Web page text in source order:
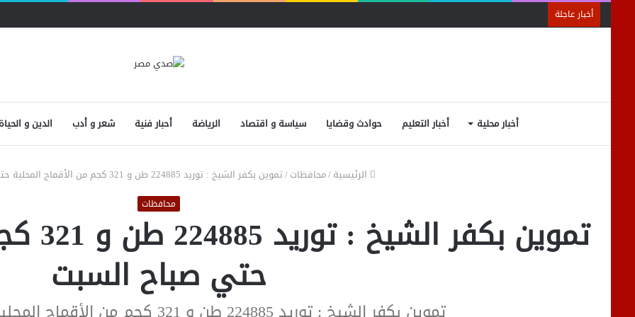
أخبار عاجلة
أخبار محلية أخبار التعليم حوادث وقضايا سياسة و اقتصاد الرياضة أحبار فنية شعر و أدب الدين و الحياة
الرئيسية/محافظات/تموين بكفر الشيخ : توريد 224885 طن و 321 كجم من الأقماح المحلية حتي صباح السبت
محافظات
حتي صباح السبت